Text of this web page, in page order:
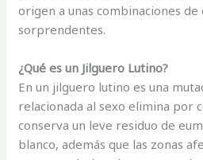
origen a unas combinaciones
sorprendentes.
¿Qué es un Jilguero Lutino?
En un jilguero lutino es una
relacionada al sexo elimina por
conserva un leve residuo de
blanco, además que las zonas